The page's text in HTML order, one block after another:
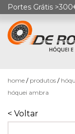
Portes Grátis
home produtos
hóquei ambra
< Voltar